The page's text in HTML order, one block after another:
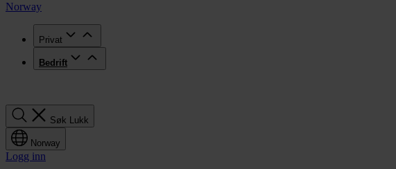
Norway
Privat
Bedrift
Søk Lukk
Norway
Logg inn